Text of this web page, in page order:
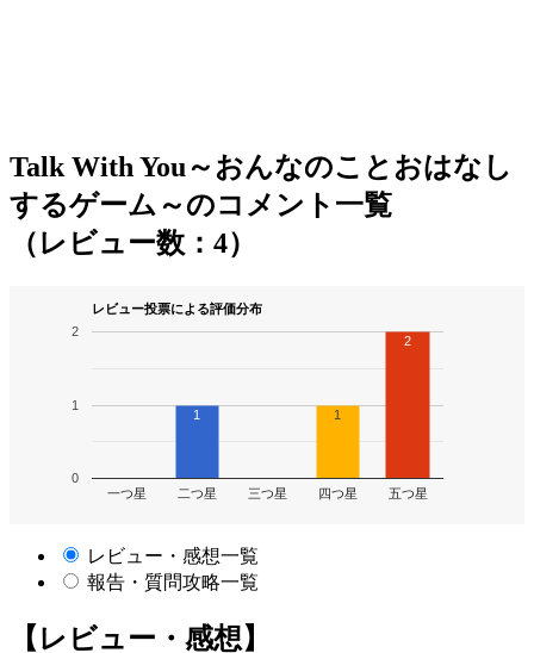
Talk With You～おんなのことおはなし
するゲーム～のコメント一覧
（レビュー数：4）
レビュー投票による評価分布
一つ星 二つ星 三つ星 四つ星 五つ星
0
1
2
1 1
2
レビュー・感想一覧
報告・質問攻略一覧
【レビュー・感想】